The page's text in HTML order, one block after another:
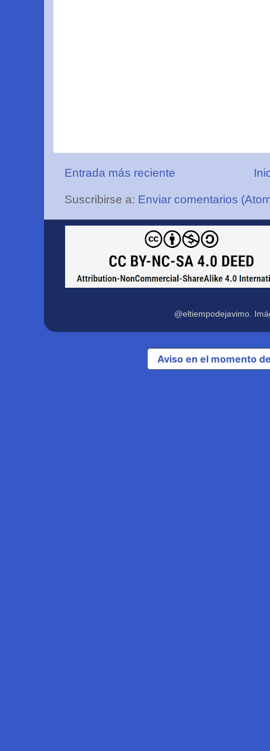
Entrada más reciente
Suscribirse a: Enviar comentarios
@eltiempodejavimo.
Aviso en el momento